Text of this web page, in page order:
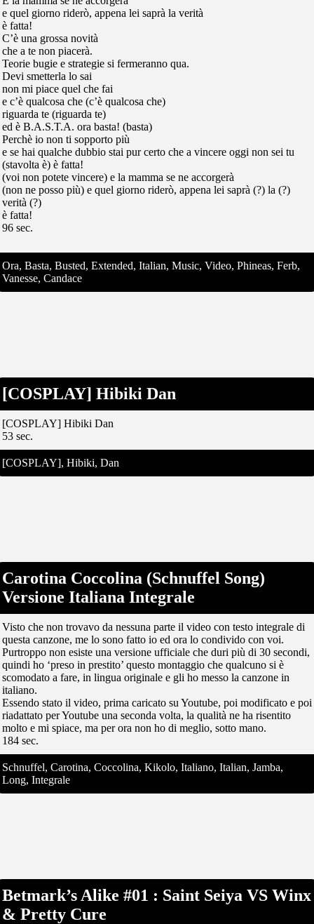
e quel giorno riderò, appena lei saprà la verità
è fatta!
C’è una grossa novità
che a te non piacerà.
Teorie bugie e strategie si fermeranno qua.
Devi smetterla lo sai
non mi piace quel che fai
e c’è qualcosa che (c’è qualcosa che)
riguarda te (riguarda te)
ed è B.A.S.T.A. ora basta! (basta)
Perchè io non ti sopporto più
e se hai qualche dubbio stai pur certo che a vincere oggi non sei tu
(stavolta è) è fatta!
(voi non potete vincere) e la mamma se ne accorgerà
(non ne posso più) e quel giorno riderò, appena lei saprà (?) la (?)
verità (?)
è fatta!
96 sec.
Ora, Basta, Busted, Extended, Italian, Music, Video, Phineas, Ferb,
Vanesse, Candace
[COSPLAY] Hibiki Dan
[COSPLAY] Hibiki Dan
53 sec.
[COSPLAY], Hibiki, Dan
Carotina Coccolina (Schnuffel Song)
Versione Italiana Integrale
Visto che non trovavo da nessuna parte il video con testo integrale di
questa canzone, me lo sono fatto io ed ora lo condivido con voi.
Purtroppo non esiste una versione ufficiale che duri più di 30 secondi,
quindi ho ‘preso in prestito’ questo montaggio che qualcuno si è
scomodato a fare, in lingua originale e gli ho messo la canzone in
italiano.
Essendo stato il video, prima caricato su Youtube, poi modificato e poi
riadattato per Youtube una seconda volta, la qualità ne ha risentito
molto e mi spiace, ma per ora non ho di meglio, sotto mano.
184 sec.
Schnuffel, Carotina, Coccolina, Kikolo, Italiano, Italian, Jamba,
Long, Integrale
Betmark’s Alike #01 : Saint Seiya VS Winx
& Pretty Cure